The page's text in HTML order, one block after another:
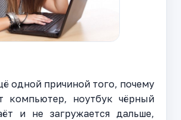
одной причиной того, почему
компьютер, ноутбук чёрный
и не загружается дальше,